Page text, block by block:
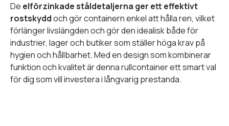
De elförzinkade ståldetaljerna ger ett effektivt
rostskyddoch gör containern enkel att hålla ren, vilket
förlänger livslängden och gör den idealisk både för
industrier, lager och butiker som ställer höga krav på
hygien och hållbarhet. Med en design som kombinerar
funktion och kvalitet är denna rullcontainer ett smart val
för dig som vill investera i långvarig prestanda.